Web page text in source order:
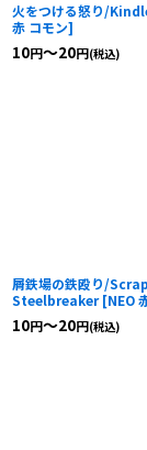
火をつける怒り/
赤 コモン]
10円～20円(税込)
屑鉄場の鉄殴り/
Steelbreaker [NEO
10円～20円(税込)